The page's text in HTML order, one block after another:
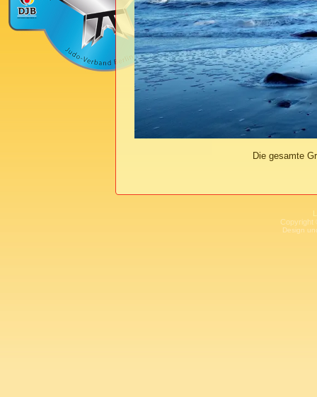
Die gesamte
Copyright
Design